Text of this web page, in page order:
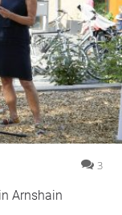
3
Arnshain